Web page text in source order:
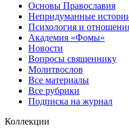
Основы Православия
Непридуманные
Психология и
Академия «Фомы»
Новости
Вопросы священнику
Молитвослов
Все материалы
Все рубрики
Подписка на журнал
Коллекции